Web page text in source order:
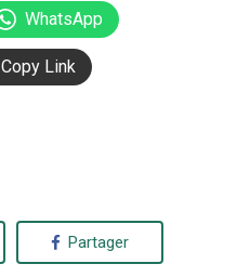
WhatsApp
Copy Link
Partager